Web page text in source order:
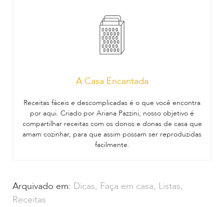
A Casa Encantada
Receitas fáceis e descomplicadas é o que você encontra
por aqui. Criado por Ariana Pazzini, nosso objetivo é
compartilhar receitas com os donos e donas de casa que
amam cozinhar, para que assim possam ser reproduzidas
facilmente.
Arquivado em: Dicas, Faça em casa, Listas,
Receitas